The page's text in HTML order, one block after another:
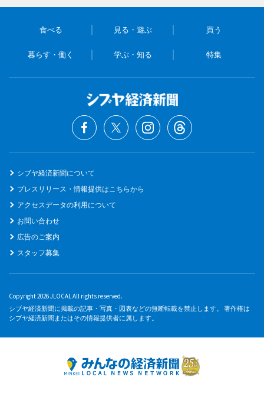
食べる 見る・遊ぶ 買う
暮らす・働く 学ぶ・知る 特集
シブヤ経済新聞について
プレスリリース・情報提供はこちらから
アクセスデータの利用について
お問い合わせ
広告のご案内
スタッフ募集
Copyright 2026 JLOCAL All rights reserved.
シブヤ経済新聞に掲載の記事・写真・図表などの無断転載を禁止します。 著作権は
シブヤ経済新聞またはその情報提供者に属します。